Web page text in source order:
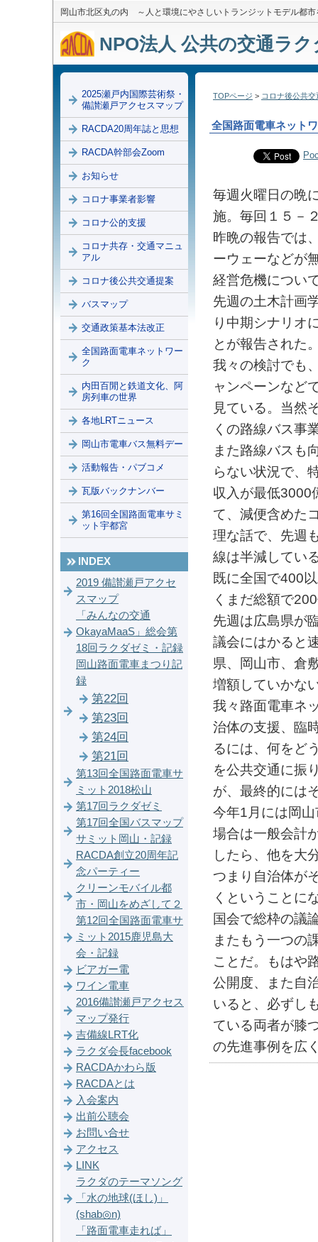
岡山市北区丸の内 ～人と環境にやさしいトランジットモデル都市
NPO法人 公共の交通ラ
TOPページ > コロナ後公共交
全国路面電車ネット
毎週火曜日の晩
施。毎回１５－
昨晩の報告では
ーウェーなどが
経営危機につい
先週の土木計画
り中期シナリオ
とが報告された
我々の検討でも
ャンペーンなど
見ている。当然
くの路線バス事
また路線バスも
らない状況で、
収入が最低3000
て、減便含めた
理な話で、先週
線は半減してい
既に全国で400
くまだ総額で
先週は広島県が
議会にはかると
県、岡山市、倉
増額していかな
我々路面電車ネ
治体の支援、臨
るには、何をど
を公共交通に振
が、最終的には
今年1月には岡
場合は一般会計
したら、他を大
つまり自治体が
くということに
国会で総枠の議
またもう一つの
ことだ。もはや
公開度、また自
いると、必ずし
ている両者が膝
の先進事例を広
2025瀬戸内国際芸術祭・
備讃瀬戸アクセスマップ
RACDA20周年誌と思想
RACDA幹部会Zoom
お知らせ
コロナ事業者影響
コロナ公的支援
コロナ共存・交通マニュ
アル
コロナ後公共交通提案
バスマップ
交通政策基本法改正
全国路面電車ネットワー
ク
内田百閒と鉄道文化、阿
房列車の世界
各地LRTニュース
岡山市電車バス無料デー
活動報告・パブコメ
瓦版バックナンバー
第16回全国路面電車サミ
ット宇都宮
INDEX
2019 備讃瀬戸アクセ
スマップ
「みんなの交通
OkayaMaaS」総会第
18回ラクダゼミ・記録
岡山路面電車まつり記
録
第22回
第23回
第24回
第21回
第13回全国路面電車サ
ミット2018松山
第17回ラクダゼミ
第17回全国バスマップ
サミット岡山・記録
RACDA創立20周年記
念パーティー
クリーンモバイル都
市・岡山をめざして２
第12回全国路面電車サ
ミット2015鹿児島大
会・記録
ビアガー電
ワイン電車
2016備讃瀬戸アクセス
マップ発行
吉備線LRT化
ラクダ会長facebook
RACDAかわら版
RACDAとは
入会案内
出前公聴会
お問い合せ
アクセス
LINK
ラクダのテーマソング
「水の地球(ほし)」
(shab◎n)
「路面電車走れば」